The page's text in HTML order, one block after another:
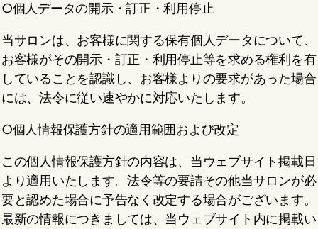
○個人データの開示・訂正・利用停止
当サロンは、お客様に関する保有個人データについて、
お客様がその開示・訂正・利用停止等を求める権利を有
していることを認識し、お客様よりの要求があった場合
には、法令に従い速やかに対応いたします。
○個人情報保護方針の適用範囲および改定
この個人情報保護方針の内容は、当ウェブサイト掲載日
より適用いたします。法令等の要請その他当サロンが必
要と認めた場合に予告なく改定する場合がございます。
最新の情報につきましては、当ウェブサイト内に掲載い